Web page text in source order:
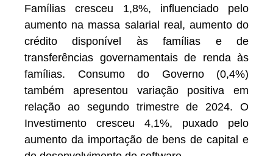
Famílias cresceu 1,8%, influenciado pelo
aumento na massa salarial real, aumento do
crédito disponível às famílias e de
transferências governamentais de renda às
famílias. Consumo do Governo (0,4%)
também apresentou variação positiva em
relação ao segundo trimestre de 2024. O
Investimento cresceu 4,1%, puxado pelo
aumento da importação de bens de capital e